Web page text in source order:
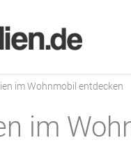
im Wohnmobil entdecken
im